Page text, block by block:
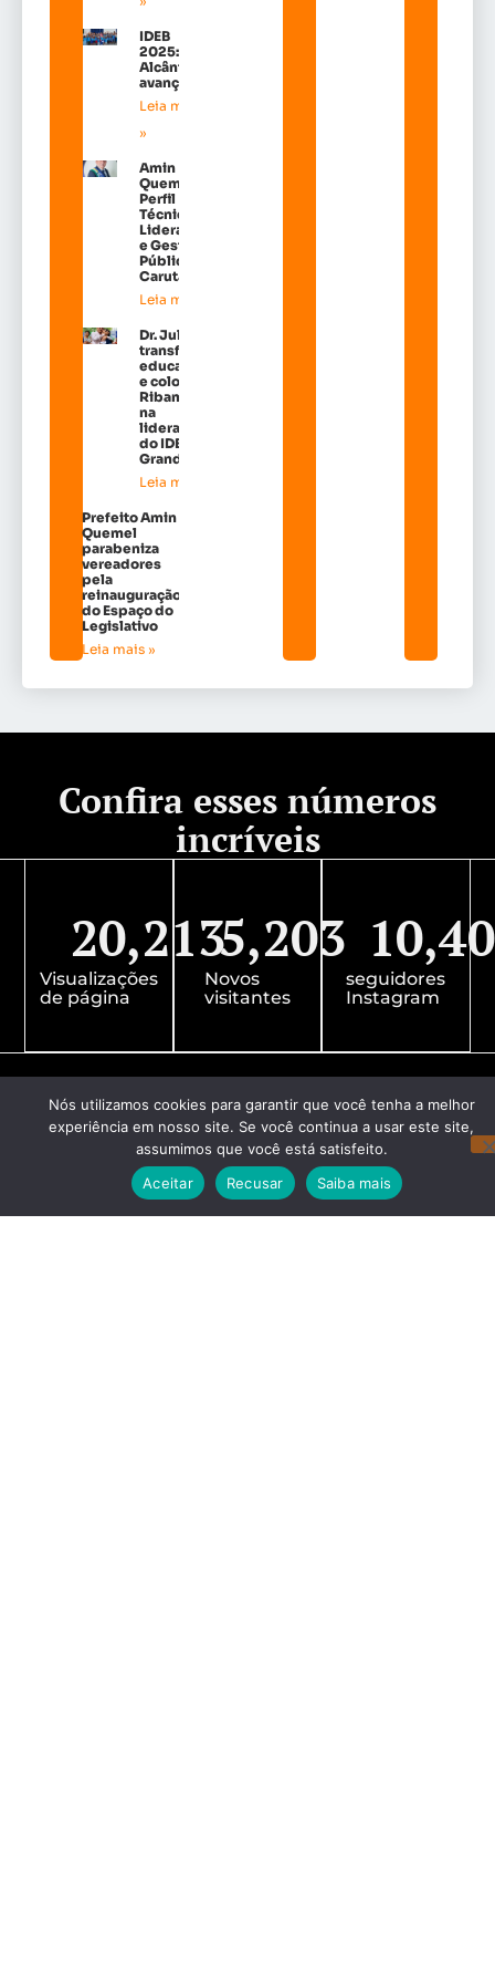
IDEB
2025:
Alcântara
avançou!
Leia mais
»
Amin
Quemel:
Perfil
Técnico de
Liderança
e Gestão
Pública em
Carutapera
Leia mais »
Dr. Julinho
transforma
educação
e coloca
Ribamar
na
liderança
do IDEB na
Grande Ilh
Leia mais »
Prefeito Amin
Quemel
parabeniza
vereadores
pela
reinauguração
do Espaço do
Legislativo
Leia mais »
Confira esses números
incríveis
Visualizações
de página
20,213
Novos
visitantes
5,203
seguidores
Instagram
Nós utilizamos cookies para garantir que você tenha a melhor
experiência em nosso site. Se você continua a usar este site,
assumimos que você está satisfeito.
Aceitar
Recusar Saiba mais